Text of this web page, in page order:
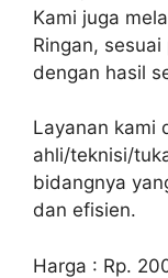
Kami juga
Ringan,
dengan hasil
Layanan kami
ahli/teknisi/
bidangnya
dan efisien.
Harga : Rp.